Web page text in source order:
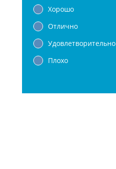
Хорошо
Отлично
Удовлетворительно
Плохо